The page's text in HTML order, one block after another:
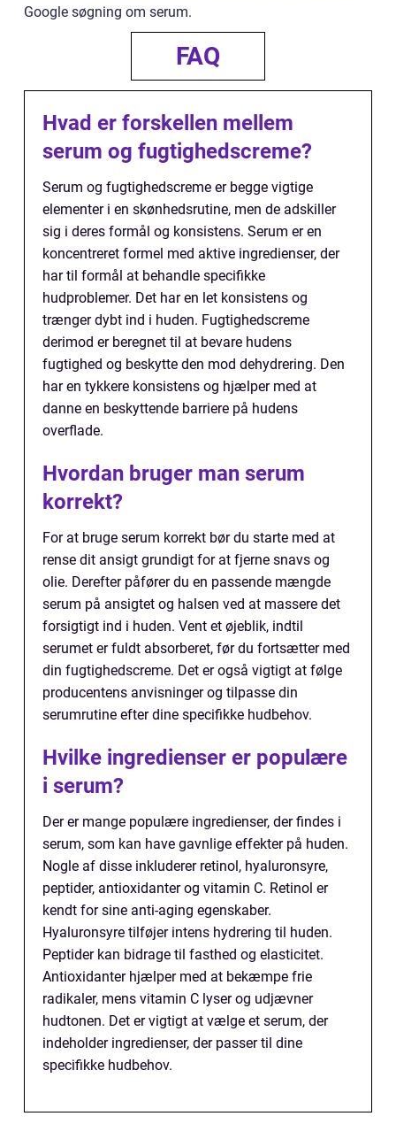
Google søgning om serum.
FAQ
Hvad er forskellen mellem
serum og fugtighedscreme?
Serum og fugtighedscreme er begge vigtige
elementer i en skønhedsrutine, men de adskiller
sig i deres formål og konsistens. Serum er en
koncentreret formel med aktive ingredienser, der
har til formål at behandle specifikke
hudproblemer. Det har en let konsistens og
trænger dybt ind i huden. Fugtighedscreme
derimod er beregnet til at bevare hudens
fugtighed og beskytte den mod dehydrering. Den
har en tykkere konsistens og hjælper med at
danne en beskyttende barriere på hudens
overflade.
Hvordan bruger man serum
korrekt?
For at bruge serum korrekt bør du starte med at
rense dit ansigt grundigt for at fjerne snavs og
olie. Derefter påfører du en passende mængde
serum på ansigtet og halsen ved at massere det
forsigtigt ind i huden. Vent et øjeblik, indtil
serumet er fuldt absorberet, før du fortsætter med
din fugtighedscreme. Det er også vigtigt at følge
producentens anvisninger og tilpasse din
serumrutine efter dine specifikke hudbehov.
Hvilke ingredienser er populære
i serum?
Der er mange populære ingredienser, der findes i
serum, som kan have gavnlige effekter på huden.
Nogle af disse inkluderer retinol, hyaluronsyre,
peptider, antioxidanter og vitamin C. Retinol er
kendt for sine anti-aging egenskaber.
Hyaluronsyre tilføjer intens hydrering til huden.
Peptider kan bidrage til fasthed og elasticitet.
Antioxidanter hjælper med at bekæmpe frie
radikaler, mens vitamin C lyser og udjævner
hudtonen. Det er vigtigt at vælge et serum, der
indeholder ingredienser, der passer til dine
specifikke hudbehov.